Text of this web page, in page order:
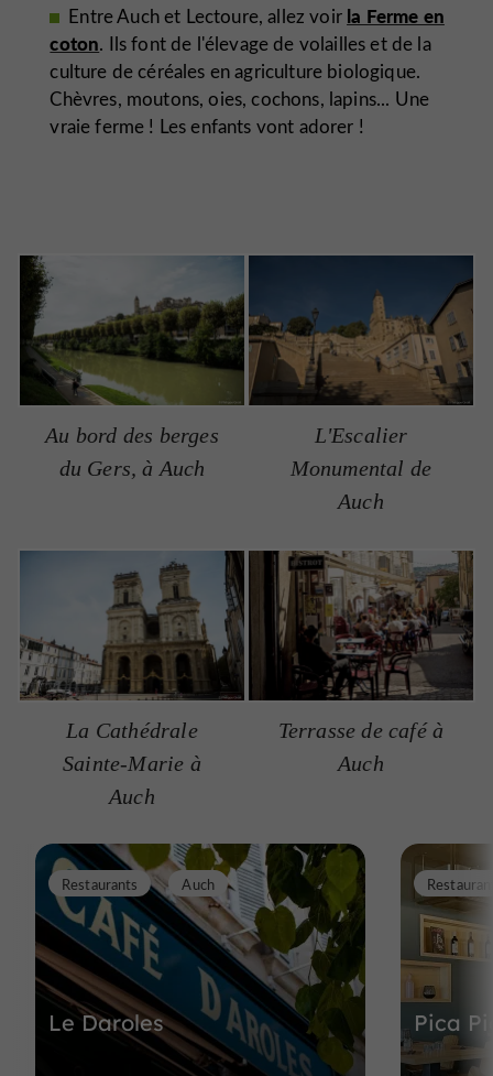
Entre Auch et Lectoure, allez voir la Ferme en
coton. Ils font de l'élevage de volailles et de la
culture de céréales en agriculture biologique.
Chèvres, moutons, oies, cochons, lapins... Une
vraie ferme ! Les enfants vont adorer !
Au bord des berges
du Gers, à Auch
L'Escalier
Monumental de
Auch
La Cathédrale
Sainte-Marie à
Auch
Terrasse de café à
Auch
Le Daroles
Restaurants Auch
Pica